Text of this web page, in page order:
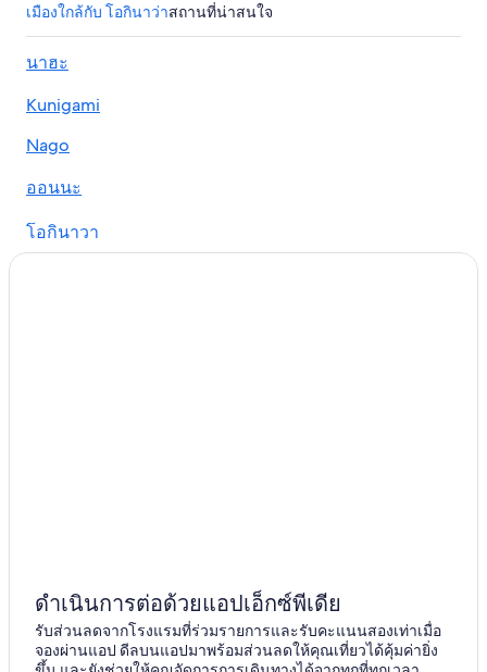
เมืองใกล้กับ โอกินาว่าสถานที่น่าสนใจ
นาฮะ
Kunigami
Nago
ออนนะ
โอกินาวา
เกาะมินนา
นิชิฮาระ
ดำเนินการต่อด้วยแอปเอ็กซ์พีเดีย
รับส่วนลดจากโรงแรมที่ร่วมรายการและรับคะแนนสองเท่าเมื่อ
จองผ่านแอป ดีลบนแอปมาพร้อมส่วนลดให้คุณเที่ยวได้คุ้มค่ายิ่ง